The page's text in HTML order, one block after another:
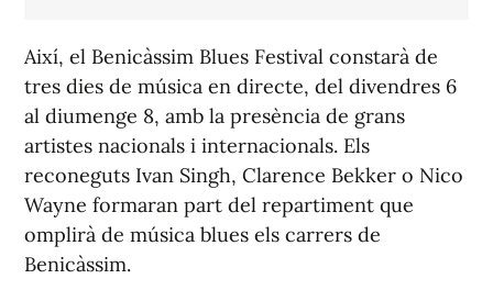
Així, el Benicàssim Blues Festival constarà de
tres dies de música en directe, del divendres 6
al diumenge 8, amb la presència de grans
artistes nacionals i internacionals. Els
reconeguts Ivan Singh, Clarence Bekker o Nico
Wayne formaran part del repartiment que
omplirà de música blues els carrers de
Benicàssim.